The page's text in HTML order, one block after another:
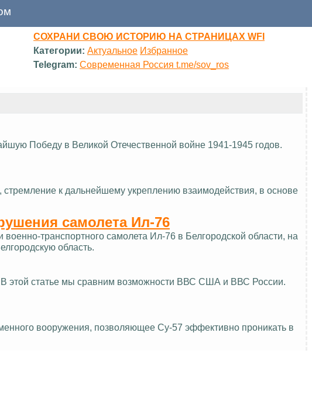
СОХРАНИ СВОЮ ИСТОРИЮ НА СТРАНИЦАХ WFI
Категории: Актуальное Избранное
Telegram: Современная Россия t.me/sov_ros
Победу в Великой Отечественной войне 1941-1945 годов.
к дальнейшему укреплению взаимодействия, в основе
самолета Ил-76
транспортного самолета Ил-76 в Белгородской области, на
область.
этой статье мы сравним возможности ВВС США и ВВС России.
вооружения, позволяющее Су-57 эффективно проникать в